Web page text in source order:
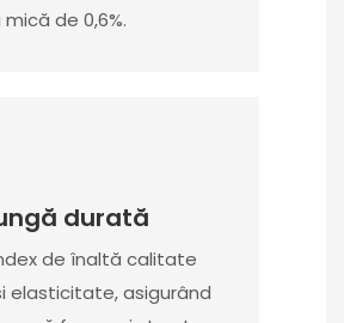
de 0,6%.
durată
de înaltă calitate
elasticitate, asigurând